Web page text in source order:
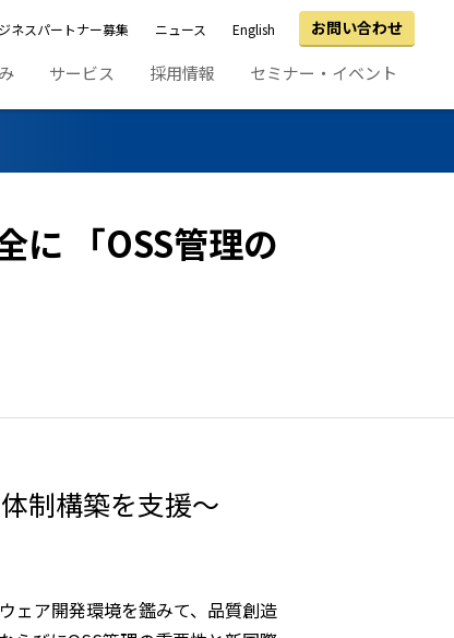
お問い合わせ
サービス 採用情報 セミナー・イベント
ネスパートナー募集 ニュース English
に 「OSS管理の
制構築を支援〜
ェア開発環境を鑑みて、品質創造